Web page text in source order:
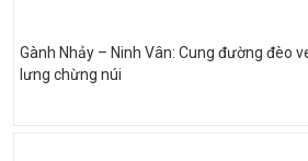
Gành Nhảy – Ninh Vân: Cung đường đèo
lưng chừng núi